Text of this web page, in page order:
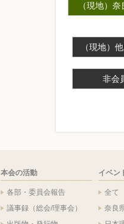
（現地）
（現地）
非会
本会の活動
各部・委員会報告
議事録（総会/理事会）
イベン
全て
奈良